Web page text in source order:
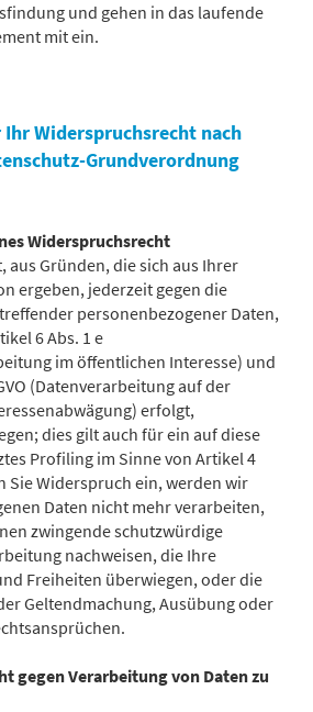
und gehen in das laufende
mit ein.
Widerspruchsrecht nach
Grundverordnung
Widerspruchsrecht
aus Gründen, die sich aus Ihrer
ergeben, jederzeit gegen die
personenbezogener Daten,
6 Abs. 1 e
im öffentlichen Interesse) und
(Datenverarbeitung auf der
erfolgt,
dies gilt auch für ein auf diese
Profiling im Sinne von Artikel 4
Sie Widerspruch ein, werden wir
Daten nicht mehr verarbeiten,
zwingende schutzwürdige
nachweisen, die Ihre
Freiheiten überwiegen, oder die
Geltendmachung, Ausübung oder
gegen Verarbeitung von Daten zu